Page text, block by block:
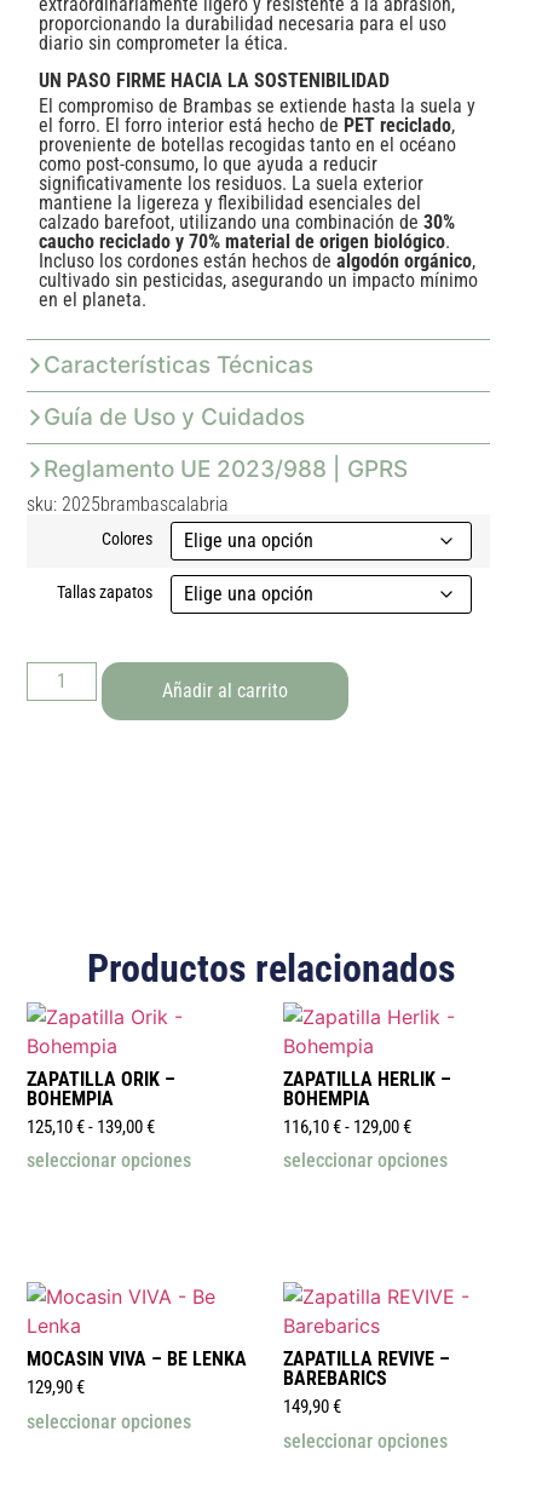
proporcionando la durabilidad necesaria para el uso
diario sin comprometer la ética.
UN PASO FIRME HACIA LA SOSTENIBILIDAD
El compromiso de Brambas se extiende hasta la suela y
el forro. El forro interior está hecho de PET reciclado,
proveniente de botellas recogidas tanto en el océano
como post-consumo, lo que ayuda a reducir
significativamente los residuos. La suela exterior
mantiene la ligereza y flexibilidad esenciales del
calzado barefoot, utilizando una combinación de30%
caucho reciclado y 70% material de origen biológico.
Incluso los cordones están hechos dealgodón orgánico,
cultivado sin pesticidas, asegurando un impacto mínimo
en el planeta.
Características Técnicas
Guía de Uso y Cuidados
Reglamento UE 2023/988 | GPRS
sku: 2025brambascalabria
Colores
Tallas zapatos
Añadir al carrito
Productos relacionados
ZAPATILLA ORIK –
BOHEMPIA
125,10€- 139,00€
seleccionar opciones
ZAPATILLA HERLIK –
BOHEMPIA
116,10€- 129,00€
seleccionar opciones
MOCASIN VIVA – BE LENKA
129,90€
seleccionar opciones
ZAPATILLA REVIVE –
BAREBARICS
149,90€
seleccionar opciones